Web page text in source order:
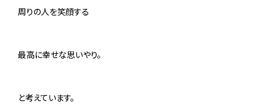
周りの人を笑顔する
最高に幸せな思いやり。
と考えています。